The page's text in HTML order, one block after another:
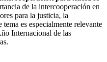
de la intercooperación en
para la justicia, la
es especialmente relevante
Internacional de las